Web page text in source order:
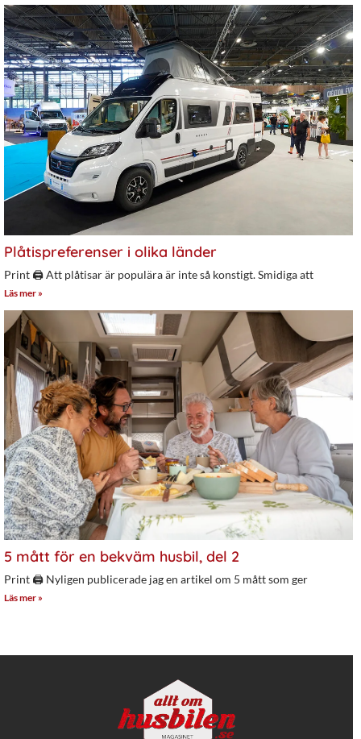
Plåtispreferenser i olika länder
Print 🖨 Att plåtisar är populära är inte så konstigt. Smidiga att
Läs mer »
5 mått för en bekväm husbil, del 2
Print 🖨 Nyligen publicerade jag en artikel om 5 mått som ger
Läs mer »